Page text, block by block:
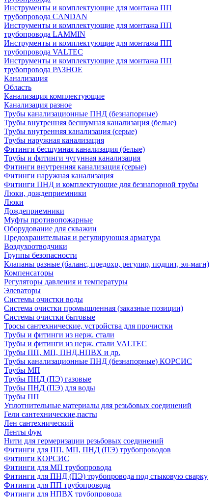
Инструменты и комплектующие для монтажа ПП
трубопровода CANDAN
Инструменты и комплектующие для монтажа ПП
трубопровода LAMMIN
Инструменты и комплектующие для монтажа ПП
трубопровода VALTEC
Инструменты и комплектующие для монтажа ПП
трубопровода РАЗНОЕ
Канализация
Область
Канализация комплектующие
Канализация разное
Трубы канализационные ПНД (безнапорные)
Трубы внутренняя бесшумная канализация (белые)
Трубы внутренняя канализация (серые)
Трубы наружная канализация
Фитинги бесшумная канализация (белые)
Трубы и фитинги чугунная канализация
Фитинги внутренняя канализация (серые)
Фитинги наружная канализация
Фитинги ПНД и комплектующие для безнапорной трубы
Люки, дождеприемники
Люки
Дождеприемники
Муфты противопожарные
Оборудование для скважин
Предохранительная и регулирующая арматура
Воздухоотводчики
Группы безопасности
Клапаны разные (баланс, предохр, регулир, подпит, эл-магн)
Компенсаторы
Регуляторы давления и температуры
Элеваторы
Системы очистки воды
Система очистки промышленная (заказные позиции)
Системы очистки бытовые
Тросы сантехнические, устройства для прочистки
Трубы и фитинги из нерж. стали
Трубы и фитинги из нерж. стали VALTEC
Трубы ПП, МП, ПНД,НПВХ и др.
Трубы канализационные ПНД (безнапорные) КОРСИС
Трубы МП
Трубы ПНД (ПЭ) газовые
Трубы ПНД (ПЭ) для воды
Трубы ПП
Уплотнительные материалы для резьбовых соединений
Гели сантехнические,пасты
Лен сантехнический
Ленты фум
Нити для гермеризации резьбовых соединений
Фитинги для ПП, МП, ПНД (ПЭ) трубопроводов
Фитинги КОРСИС
Фитинги для МП трубопровода
Фитинги для ПНД (ПЭ) трубопровода под стыковую сварку
Фитинги для ПП трубопровода
Фитинги для НПВХ трубопровода